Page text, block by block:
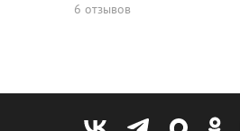
6 отзывов